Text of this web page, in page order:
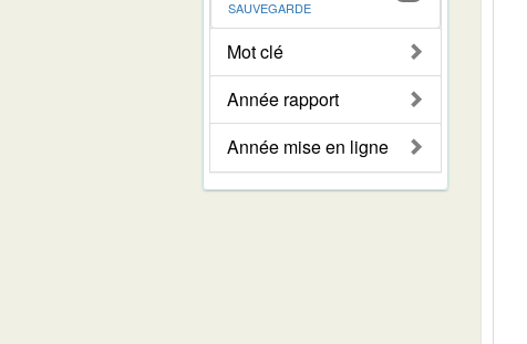
SAUVEGARDE
Mot clé
Année rapport
Année mise en ligne